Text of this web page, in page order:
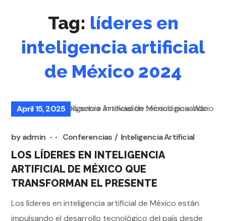
Tag: líderes en
inteligencia artificial
de México 2024
April 15, 2025
byadmin Conferencias Inteligencia Artificial
LOS LÍDERES EN INTELIGENCIA
ARTIFICIAL DE MÉXICO QUE
TRANSFORMAN EL PRESENTE
Los líderes en inteligencia artificial de México están
impulsando el desarrollo tecnológico del país desde